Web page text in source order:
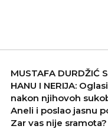
MUSTAFA DURDŽIĆ
HANU I NERIJA:
nakon njihovoh
Aneli i poslao jasnu
Zar vas nije sramota?